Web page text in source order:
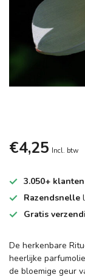
€4,25 Incl. btw
3.050+ klanten
Razendsnelle
Gratis
De herkenbare
heerlijke
de bloemige geur